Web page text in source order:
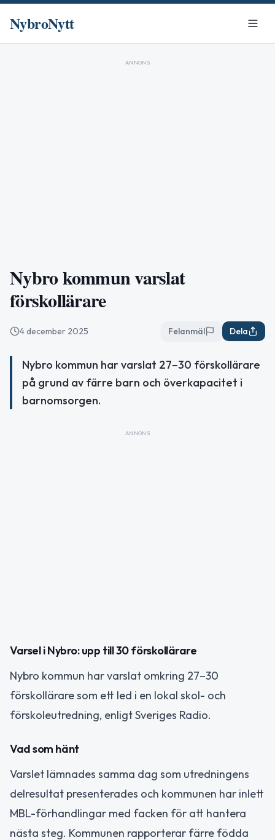
NybroNytt
ANNONS
Nybro kommun varslat
förskollärare
4 december 2025 Felanmäl Dela
Nybro kommun har varslat 27–30 förskollärare
på grund av färre barn och överkapacitet i
barnomsorgen.
ANNONS
Varsel i Nybro: upp till 30 förskollärare
Nybro kommun har varslat omkring 27–30
förskollärare som ett led i en lokal skol- och
förskoleutredning, enligt Sveriges Radio.
Vad som hänt
Varslet lämnades samma dag som utredningens
delresultat presenterades och kommunen har inlett
MBL-förhandlingar med facken för att hantera
nästa steg. Kommunen rapporterar färre födda